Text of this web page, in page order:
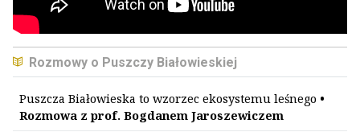
Rozmowy o Puszczy Białowieskiej
Puszcza Białowieska to wzorzec ekosystemu leśnego •
Rozmowa z prof. Bogdanem Jaroszewiczem